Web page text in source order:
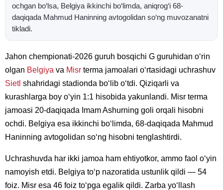
ochgan bo‘lsa, Belgiya ikkinchi bo‘limda, aniqrog‘i 68-
daqiqada Mahmud Haninning avtogolidan so‘ng muvozanatni
tikladi.
Jahon chempionati-2026 guruh bosqichi G guruhidan o‘rin
olgan Belgiya va Misr terma jamoalari o‘rtasidagi uchrashuv
Sietl shahridagi stadionda bo‘lib o‘tdi. Qiziqarli va
kurashlarga boy o‘yin 1:1 hisobida yakunlandi. Misr terma
jamoasi 20-daqiqada Imam Ashurning goli orqali hisobni
ochdi. Belgiya esa ikkinchi bo‘limda, 68-daqiqada Mahmud
Haninning avtogolidan so‘ng hisobni tenglashtirdi.
Uchrashuvda har ikki jamoa ham ehtiyotkor, ammo faol o‘yin
namoyish etdi. Belgiya to‘p nazoratida ustunlik qildi — 54
foiz. Misr esa 46 foiz to‘pga egalik qildi. Zarba yo‘llash